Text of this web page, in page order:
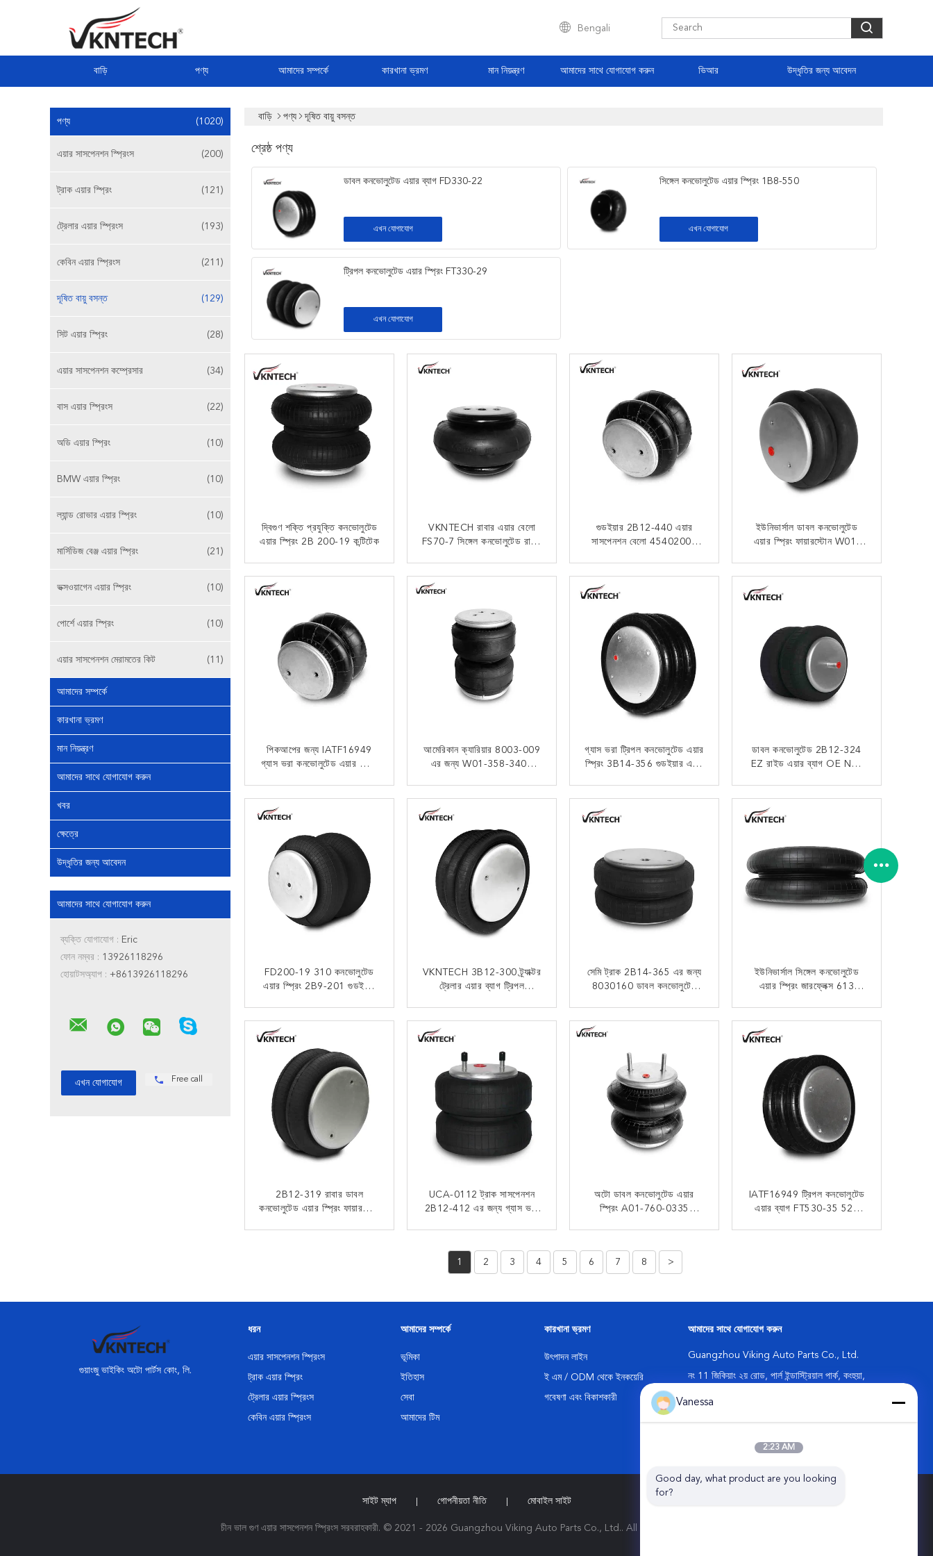
Bengali
বাড়ি পণ্য আমাদের সম্পর্কে কারখানা ভ্রমণ মান নিয়ন্ত্রণ আমাদের সাথে যোগাযোগ করুন ভিআর উদ্ধৃতির জন্য আবেদন
পণ্য (1020)
এয়ার সাসপেনশন স্প্রিংস (200)
ট্রাক এয়ার স্প্রিং (121)
ট্রেলার এয়ার স্প্রিংস (193)
কেবিন এয়ার স্প্রিংস (211)
দূষিত বায়ু বসন্ত (129)
সিট এয়ার স্প্রিং (28)
এয়ার সাসপেনশন কম্প্রেসার (34)
বাস এয়ার স্প্রিংস (22)
অডি এয়ার স্প্রিং (10)
BMW এয়ার স্প্রিং (10)
ল্যান্ড রোভার এয়ার স্প্রিং (10)
মার্সিডিজ বেঞ্জ এয়ার স্প্রিং (21)
ভক্সওয়াগেন এয়ার স্প্রিং (10)
পোর্শে এয়ার স্প্রিং (10)
এয়ার সাসপেনশন মেরামতের কিট (11)
আমাদের সম্পর্কে
কারখানা ভ্রমণ
মান নিয়ন্ত্রণ
আমাদের সাথে যোগাযোগ করুন
খবর
ক্ষেত্রে
উদ্ধৃতির জন্য আবেদন
আমাদের সাথে যোগাযোগ করুন
ব্যক্তি যোগাযোগ : Eric
ফোন নম্বর : 13926118296
হোয়াটসঅ্যাপ : +8613926118296
Free call
বাড়ি পণ্য দূষিত বায়ু বসন্ত
শ্রেষ্ঠ পণ্য
ডাবল কনভোলুটেড এয়ার ব্যাগ FD330-22
এখন যোগাযোগ
সিঙ্গেল কনভোলুটেড এয়ার স্প্রিং 1B8-550
এখন যোগাযোগ
ট্রিপল কনভোলুটেড এয়ার স্প্রিং FT330-29
এখন যোগাযোগ
দ্বিগুণ শক্তি প্রযুক্তি কনভোলুটেড
এয়ার স্প্রিং 2B 200-19 কন্টিটেক
এখন যোগাযোগ
VKNTECH রাবার এয়ার বেলো
FS70-7 সিঙ্গেল কনভোলুটেড রাবার
এখন যোগাযোগ
গুডইয়ার 2B12-440 এয়ার
সাসপেনশন বেলো 45402002
এখন যোগাযোগ
ইউনিভার্সাল ডাবল কনভোলুটেড
এয়ার স্প্রিং ফায়ারস্টোন W01-
এখন যোগাযোগ
পিকআপের জন্য IATF16949
গ্যাস ভরা কনভোলুটেড এয়ার স্প্রিং
এখন যোগাযোগ
আমেরিকান ক্যারিয়ার 8003-009
এর জন্য W01-358-3403
এখন যোগাযোগ
গ্যাস ভরা ট্রিপল কনভোলুটেড এয়ার
স্প্রিং 3B14-356 গুডইয়ার এয়ার
এখন যোগাযোগ
ডাবল কনভোলুটেড 2B12-324
EZ রাইড এয়ার ব্যাগ OE NO.
এখন যোগাযোগ
FD200-19 310 কনভোলুটেড
এয়ার স্প্রিং 2B9-201 গুডইয়ার
এখন যোগাযোগ
VKNTECH 3B12-300 ট্র্যাক্টর
ট্রেলার এয়ার ব্যাগ ট্রিপল
এখন যোগাযোগ
সেমি ট্রাক 2B14-365 এর জন্য
8030160 ডাবল কনভোলুটেড
এখন যোগাযোগ
ইউনিভার্সাল সিঙ্গেল কনভোলুটেড
এয়ার স্প্রিং জারফ্লেক্স 613
এখন যোগাযোগ
2B12-319 রাবার ডাবল
কনভোলুটেড এয়ার স্প্রিং ফায়ারস্টোন
UCA-0112 ট্রাক সাসপেনশন
2B12-412 এর জন্য গ্যাস ভর্তি
অটো ডাবল কনভোলুটেড এয়ার
স্প্রিং A01-760-0335
IATF16949 ট্রিপল কনভোলুটেড
এয়ার ব্যাগ FT530-35 521
1 2 3 4 5 6 7 8 >
গুয়াংজু ভাইকিং অটো পার্টস কোং, লি.
ধরন
এয়ার সাসপেনশন স্প্রিংস
ট্রাক এয়ার স্প্রিং
ট্রেলার এয়ার স্প্রিংস
কেবিন এয়ার স্প্রিংস
আমাদের সম্পর্কে
ভূমিকা
ইতিহাস
সেবা
আমাদের টিম
কারখানা ভ্রমণ
উৎপাদন লাইন
ই এম / ODM থেকে ইনকয়েরি
গবেষণা এবং বিকাশকারী
আমাদের সাথে যোগাযোগ করুন
Guangzhou Viking Auto Parts Co., Ltd.
নং 11 জিকিয়াং ২য় রোড, পার্ল ইন্ডাস্ট্রিয়াল পার্ক, কংহুয়া,
সাইট ম্যাপ গোপনীয়তা নীতি মোবাইল সাইট
চীন ভাল গুণ এয়ার সাসপেনশন স্প্রিংস সরবরাহকারী. © 2021 - 2026 Guangzhou Viking Auto Parts Co., Ltd.. All Rights Reserved.
Vanessa
2:23 AM
Good day, what product are you looking
for?